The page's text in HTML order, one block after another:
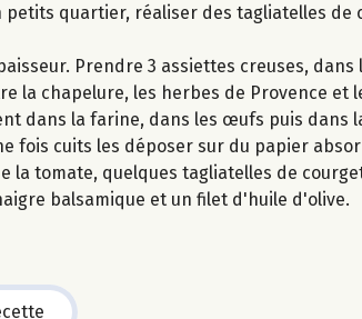
quartier, réaliser des tagliatelles de
Prendre 3 assiettes creuses,
la chapelure, les herbes de Provence et
dans la farine, dans les œufs puis dans
fois cuits les déposer sur du papier
la tomate, quelques tagliatelles de
balsamique et un filet d'huile d'olive.